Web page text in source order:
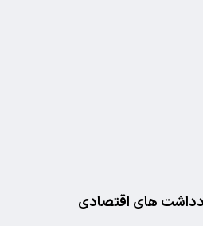
های اقتصادی